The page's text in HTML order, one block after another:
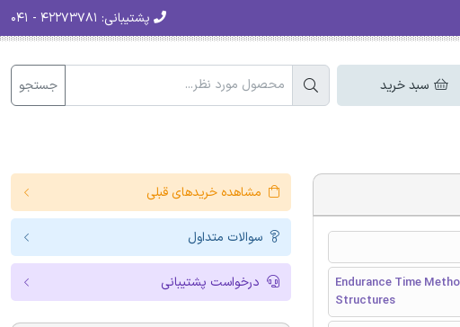
پشتیبانی:
سبد خرید جستجو
Endurance Time
Structures
مشاهده خریدهای قبلی
سوالات متداول
درخواست پشتیبانی